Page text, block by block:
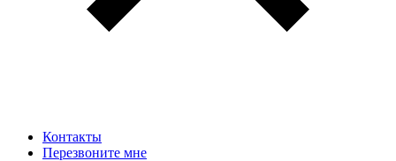
Контакты
Перезвоните мне